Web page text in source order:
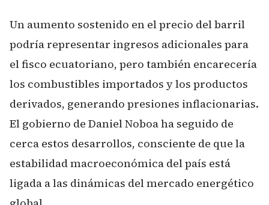
Un aumento sostenido en el precio del barril
podría representar ingresos adicionales para
el fisco ecuatoriano, pero también encarecería
los combustibles importados y los productos
derivados, generando presiones inflacionarias.
El gobierno de Daniel Noboa ha seguido de
cerca estos desarrollos, consciente de que la
estabilidad macroeconómica del país está
ligada a las dinámicas del mercado energético